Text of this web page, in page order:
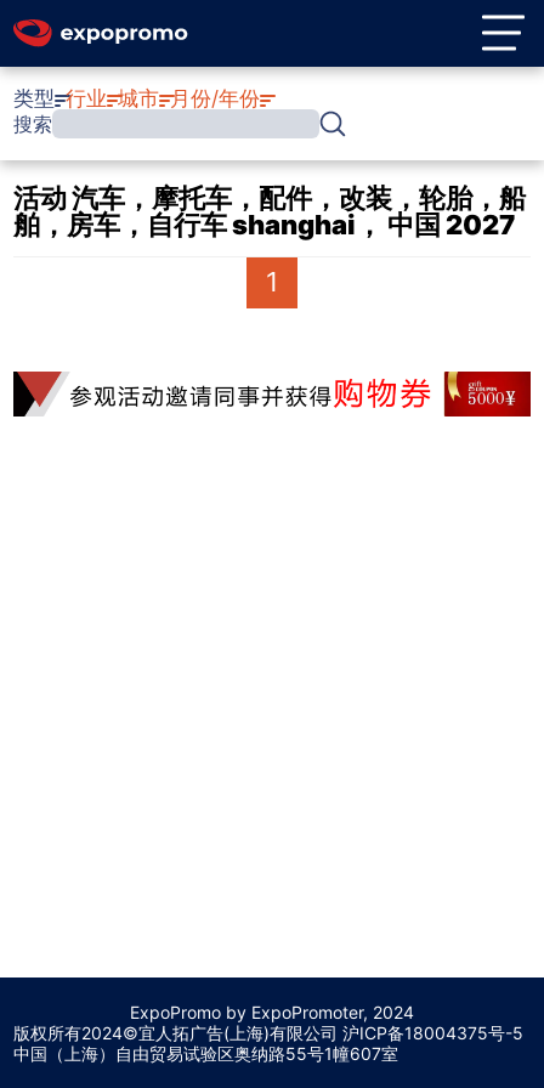
类型 行业 城市 月份/年份
搜索
活动 汽车，摩托车，配件，改装，轮胎，船
舶，房车，自行车 shanghai， 中国 2027
1
ExpoPromo by ExpoPromoter, 2024
版权所有2024©宜人拓广告(上海)有限公司 沪ICP备18004375号-5
中国（上海）自由贸易试验区奥纳路55号1幢607室